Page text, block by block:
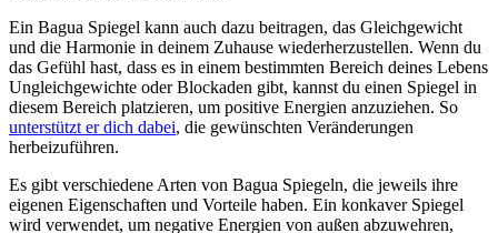
Ein Bagua Spiegel⁢ kann auch dazu beitragen, das Gleichgewicht
und die Harmonie in ⁣deinem‌ Zuhause ‌wiederherzustellen. Wenn du​
das ​Gefühl hast, dass‍ es in‍ einem bestimmten Bereich deines‌ Lebens
Ungleichgewichte oder Blockaden gibt,⁤ kannst du einen Spiegel in⁢
diesem Bereich ⁢platzieren, um positive ​Energien anzuziehen. So
unterstützt er dich dabei, ‌die ⁤gewünschten Veränderungen
‌herbeizuführen.
Es gibt verschiedene Arten von Bagua Spiegeln, die jeweils ⁢ihre
eigenen Eigenschaften und Vorteile haben. Ein ⁤konkaver Spiegel
wird ​verwendet, um negative Energien von‍ außen‍ abzuwehren,